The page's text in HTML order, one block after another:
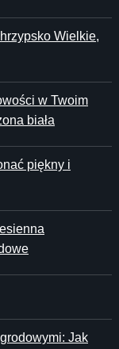
Wielkie,
w Twoim
biała
piękny i
Jak